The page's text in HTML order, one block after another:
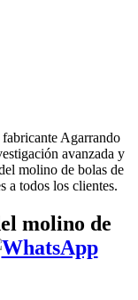
Agarrando
avanzada y
molino de bolas de
a todos los clientes.
molino de